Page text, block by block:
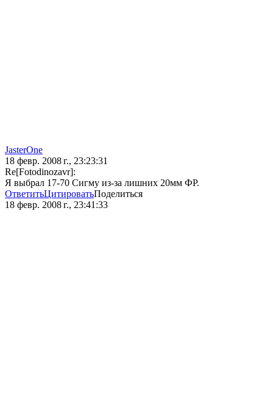
JasterOne
18 февр. 2008 г., 23:23:31
Re[Fotodinozavr]:
Я выбрал 17-70 Сигму из-за лишних 20мм ФР.
ОтветитьЦитироватьПоделиться
18 февр. 2008 г., 23:41:33